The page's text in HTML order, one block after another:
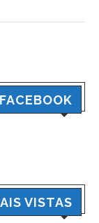
FACEBOOK
VISTAS